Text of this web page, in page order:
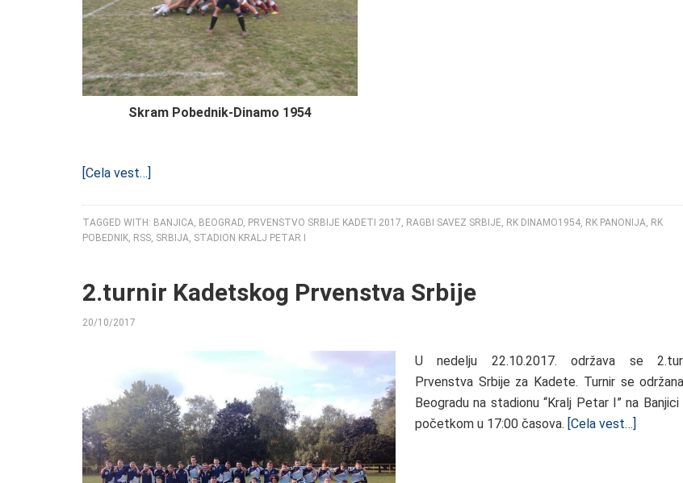
Skram Pobednik-Dinamo 1954
[Cela vest…]
TAGGED WITH: BANJICA BEOGRAD PRVENSTVO SRBIJE KADETI 2017 RAGBI SAVEZ SRBIJE RK DINAMO1954 RK PANONIJA RK
POBEDNIK RSS SRBIJA STADION KRALJ PETAR I
2.turnir Kadetskog Prvenstva Srbije
20/10/2017
U nedelju 22.10.2017. održava se
Prvenstva Srbije za Kadete. Turnir se
Beogradu na stadionu “Kralj Petar I” na Banjici
početkom u 17:00 časova. [Cela vest…]